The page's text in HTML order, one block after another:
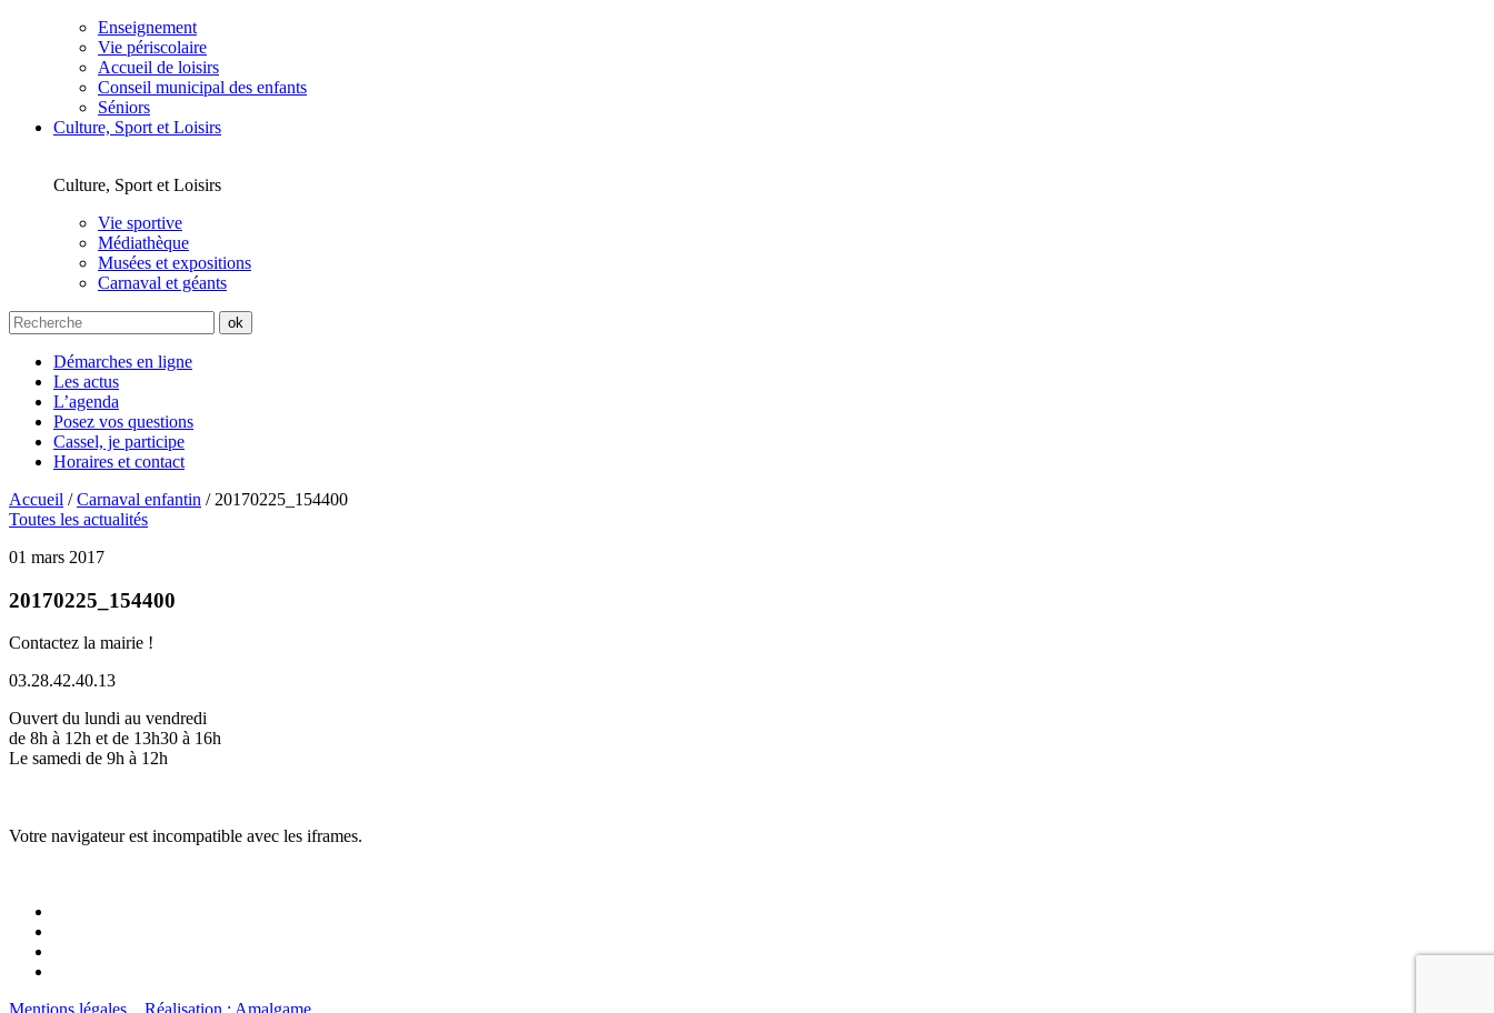
Enseignement
Vie périscolaire
Accueil de loisirs
Conseil municipal des enfants
Séniors
Culture, Sport et Loisirs
Culture, Sport et Loisirs
Vie sportive
Médiathèque
Musées et expositions
Carnaval et géants
Démarches en ligne
Les actus
L’agenda
Posez vos questions
Cassel, je participe
Horaires et contact
Accueil /Carnaval enfantin / 20170225_154400
Toutes les actualités
01 mars 2017
20170225_154400
Contactez la mairie !
03.28.42.40.13
Ouvert du lundi au vendredi
de 8h à 12h et de 13h30 à 16h
Le samedi de 9h à 12h
Votre navigateur est incompatible avec les iframes.